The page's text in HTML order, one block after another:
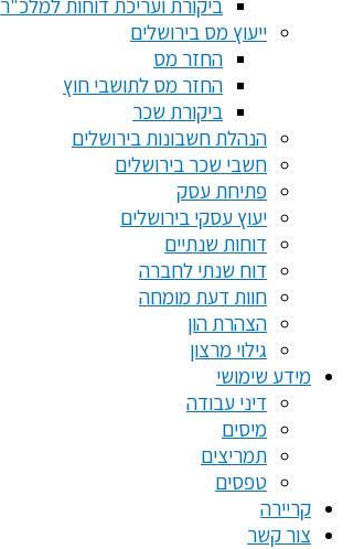
ביקורת ועריכת דוחות למלכ"ר
ייעוץ מס בירושלים
החזר מס
החזר מס לתושבי חוץ
ביקורת שכר
הנהלת חשבונות בירושלים
חשבי שכר בירושלים
פתיחת עסק
יעוץ עסקי בירושלים
דוחות שנתיים
דוח שנתי לחברה
חוות דעת מומחה
הצהרת הון
גילוי מרצון
מידע שימושי
דיני עבודה
מיסים
תמריצים
טפסים
קריירה
צור קשר